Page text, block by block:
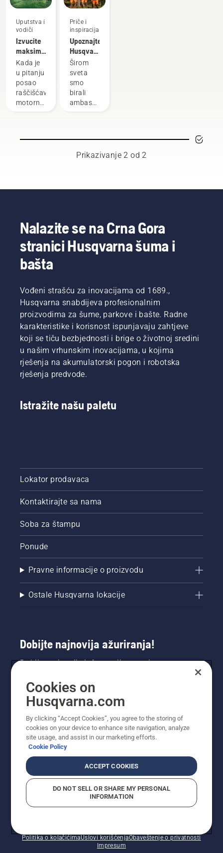
Uputstva i
vodiči
Izvucite
maksimum
iz svoje
motorne
kose
Kada je
u pitanju
posao
raščišćavanja,
motorna
alat. U
ćete listu
savjeta
za
bezbjedan
efikasan
Husqvarna
motornom
kosom.
Priče i
inspiracija
Upoznajte
Husqvarna
H-tim –
naše
najzahtevnije
korisnike
Širom
sveta
smo
birali
ambasadore
najpoštovanijih
radnika
naš H-
tim. I oni
su naši
Prikazivanje 2 od 2
Nalazite se na Crna Gora
stranici Husqvarna šuma i
bašta
Vođeni strašću za inovacijama od 1689.,
Husqvarna snabdijeva profesionalnim
proizvodima za šume, parkove i bašte. Radne
karakteristike i korisnost ispunjavaju zahtjeve
koji se tiču bezbjednosti i brige o životnoj sredini
u našim vrhunskim inovacijama, u kojima
rješenja na akumulatorski pogon i robotska
rješenja predvode.
Istražite našu paletu
Lokator prodavaca
Kontaktirajte sa nama
Soba za štampu
Ponude
Pravne informacije o proizvodu
Ostale Husqvarna lokacije
Dobijte najnovija ažuriranja!
Dobijte najnovije informacije o novim
proizvodima, specijalnim ponudama i još mnogo
toga. Prijavite se na naš bilten ovdje.
Politika o kolačićimaUslovi korišćenjaObaveštenje o privatnosti
Impresum
Cookies on
Husqvarna.com
By clicking “Accept Cookies”, you agree to the storing of
cookies on your device to enhance site navigation, analyze
site usage, and assist in our marketing efforts.
Cookie Policy
ACCEPT COOKIES
DO NOT SELL OR SHARE MY PERSONAL
INFORMATION